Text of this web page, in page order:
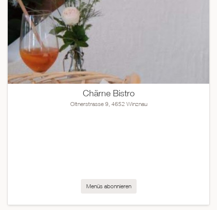
Chärne Bistro
Oltnerstrasse 9, 4652 Winznau
Menüs abonnieren